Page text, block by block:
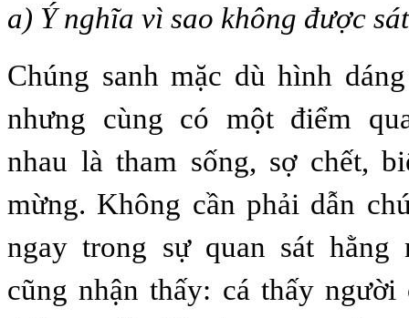
a) Ý nghĩa vì sao không được
Chúng sanh mặc dù hình
nhưng cùng có một điểm
nhau là tham sống, sợ chết,
mừng. Không cần phải dẫn
ngay trong sự quan sát hằng
cũng nhận thấy: cá thấy